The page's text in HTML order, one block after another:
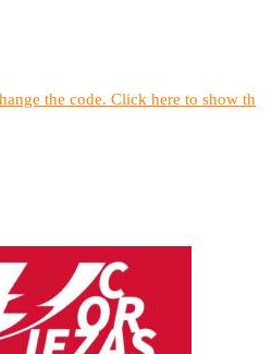
the code. Click here to show th